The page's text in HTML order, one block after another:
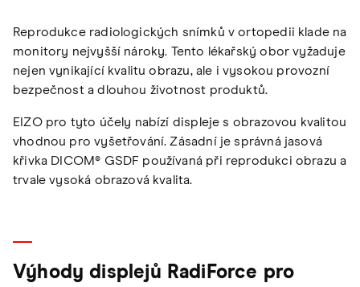
Reprodukce radiologických snímků v ortopedii klade na
monitory nejvyšší nároky. Tento lékařský obor vyžaduje
nejen vynikající kvalitu obrazu, ale i vysokou provozní
bezpečnost a dlouhou životnost produktů.
EIZO pro tyto účely nabízí displeje s obrazovou kvalitou
vhodnou pro vyšetřování. Zásadní je správná jasová
křivka DICOM® GSDF používaná při reprodukci obrazu a
trvale vysoká obrazová kvalita.
Výhody displejů RadiForce pro